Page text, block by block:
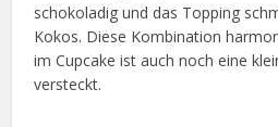
schokoladig und das Topping
Kokos. Diese Kombination
im Cupcake ist auch noch eine
versteckt.